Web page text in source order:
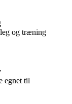
og træning
egnet til